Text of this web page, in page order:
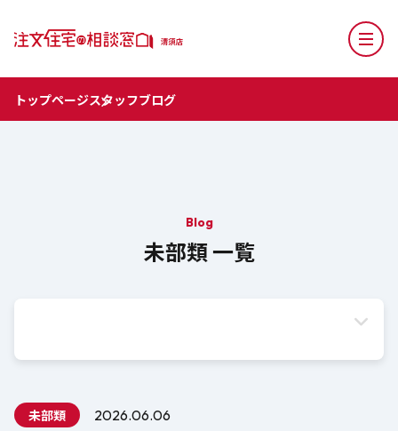
トップページスタッフブログ
Blog
未部類 一覧
未部類 2026.06.06